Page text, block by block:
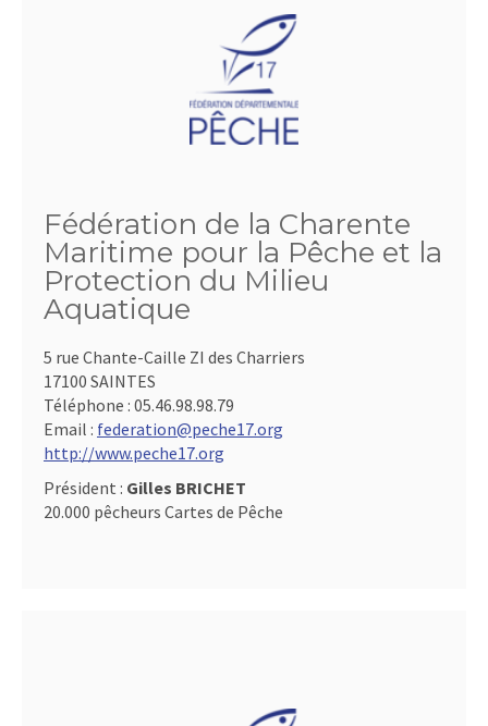
Fédération de la Charente
Maritime pour la Pêche et la
Protection du Milieu
Aquatique
5 rue Chante-Caille ZI des Charriers
17100 SAINTES
Téléphone : 05.46.98.98.79
Email : federation@peche17.org
http://www.peche17.org
Président : Gilles BRICHET
20.000 pêcheurs Cartes de Pêche